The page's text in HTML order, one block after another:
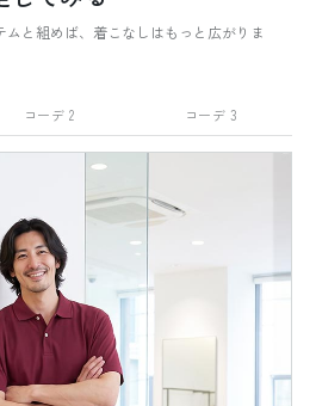
ムと組めば、着こなしはもっと広がりま
コーデ 2 コーデ 3